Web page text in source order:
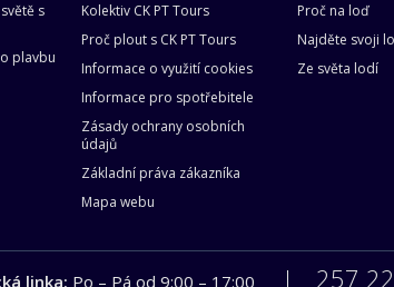
s
plavbu
Kolektiv CK PT Tours
Proč plout s CK PT Tours
Informace o využití cookies
Informace pro spotřebitele
Zásady ochrany osobních
údajů
Základní práva zákazníka
Mapa webu
Proč na loď
Najděte svoji
Ze světa lodí
linka: Po – Pá od 9:00 – 17:00 257